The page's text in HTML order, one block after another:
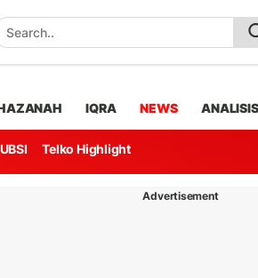
IQRA NEWS ANALISIS
UBSI Telko Highlight
Advertisement